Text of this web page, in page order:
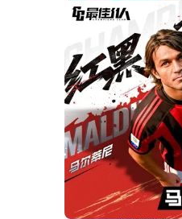
00:07 / 00:17